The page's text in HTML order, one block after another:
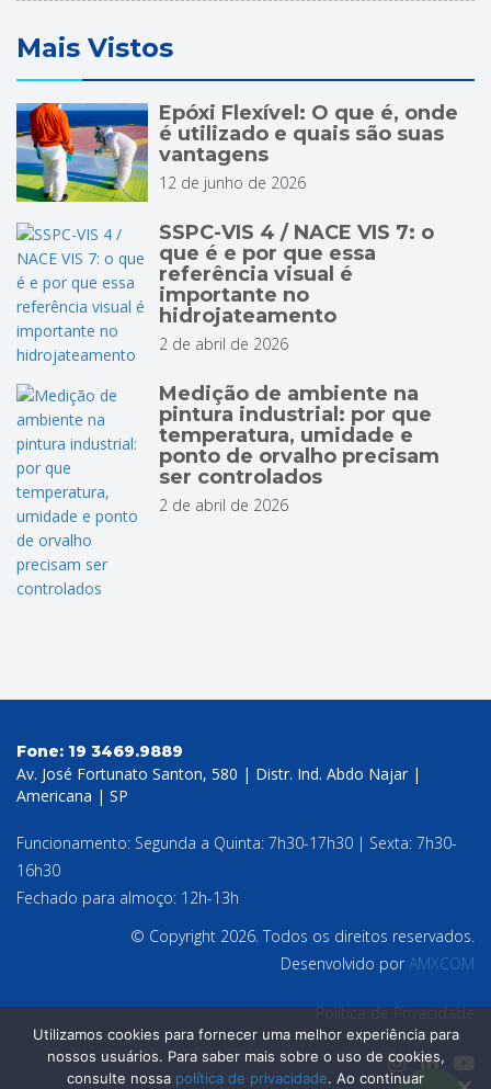
Mais Vistos
Epóxi Flexível: O que é, onde
é utilizado e quais são suas
vantagens
12 de junho de 2026
SSPC-VIS 4 / NACE VIS 7: o
que é e por que essa
referência visual é
importante no
hidrojateamento
2 de abril de 2026
Medição de ambiente na
pintura industrial: por que
temperatura, umidade e
ponto de orvalho precisam
ser controlados
2 de abril de 2026
Fone: 19 3469.9889
Av. José Fortunato Santon, 580 | Distr. Ind. Abdo Najar |
Americana | SP
Funcionamento: Segunda a Quinta: 7h30-17h30 | Sexta: 7h30-
16h30
Fechado para almoço: 12h-13h
© Copyright 2026. Todos os direitos reservados.
Desenvolvido porAMXCOM
Política de Privacidade
Utilizamos cookies para fornecer uma melhor experiência para
nossos usuários. Para saber mais sobre o uso de cookies,
consulte nossa política de privacidade. Ao continuar